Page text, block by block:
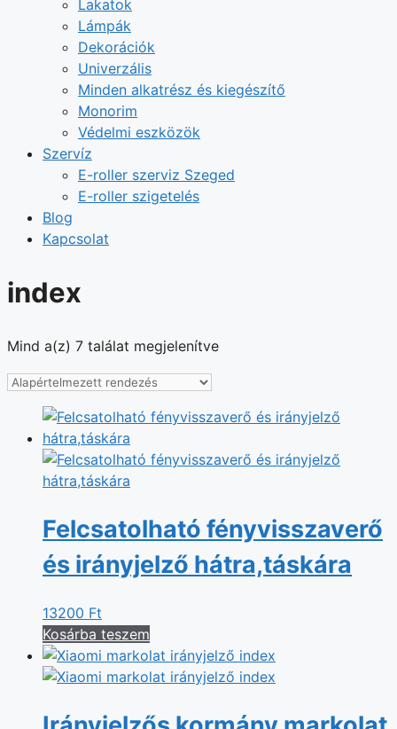
Lakatok
Lámpák
Dekorációk
Univerzális
Minden alkatrész és kiegészítő
Monorim
Védelmi eszközök
Szervíz
E-roller szerviz Szeged
E-roller szigetelés
Blog
Kapcsolat
index
Mind a(z) 7 találat megjelenítve
Felcsatolható fényvisszaverő
és irányjelző hátra,táskára
13200 Ft
Kosárba teszem